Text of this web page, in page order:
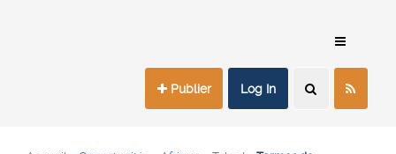
Publier Log In